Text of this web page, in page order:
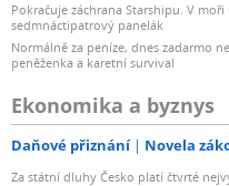
Pokračuje záchrana Starshipu. V
sedmnáctipatrový panelák
Normálně za peníze, dnes zadarmo
peněženka a karetní survival
Ekonomika a byznys
Daňové přiznání Novela
Za státní dluhy Česko platí čtvrté